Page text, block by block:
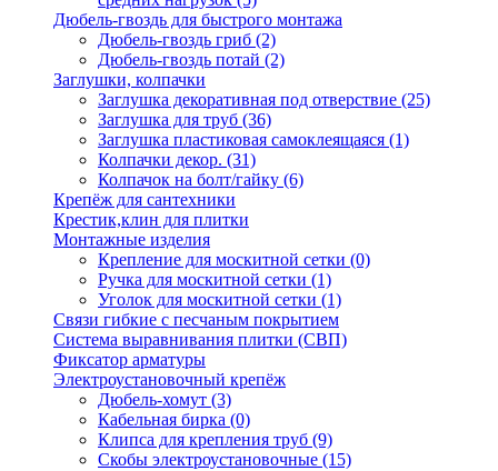
Дюбель-гвоздь для быстрого монтажа
Дюбель-гвоздь гриб (2)
Дюбель-гвоздь потай (2)
Заглушки, колпачки
Заглушка декоративная под отверствие (25)
Заглушка для труб (36)
Заглушка пластиковая самоклеящаяся (1)
Колпачки декор. (31)
Колпачок на болт/гайку (6)
Крепёж для сантехники
Крестик,клин для плитки
Монтажные изделия
Крепление для москитной сетки (0)
Ручка для москитной сетки (1)
Уголок для москитной сетки (1)
Связи гибкие с песчаным покрытием
Система выравнивания плитки (СВП)
Фиксатор арматуры
Электроустановочный крепёж
Дюбель-хомут (3)
Кабельная бирка (0)
Клипса для крепления труб (9)
Скобы электроустановочные (15)